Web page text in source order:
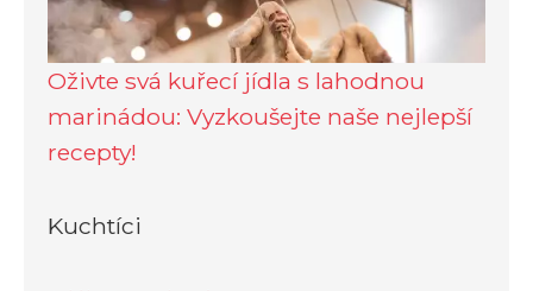
Oživte svá kuřecí jídla s lahodnou
marinádou: Vyzkoušejte naše nejlepší
recepty!
Kuchtíci